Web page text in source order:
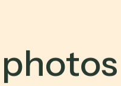
photos